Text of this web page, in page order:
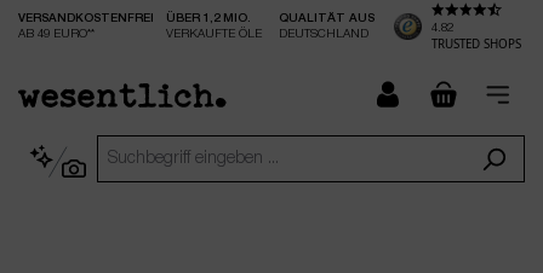
springen
VERSANDKOSTENFREI
AB 49 EURO**
ÜBER 1,2 MIO.
VERKAUFTE ÖLE
QUALITÄT AUS
DEUTSCHLAND
4.82
TRUSTED SHOPS